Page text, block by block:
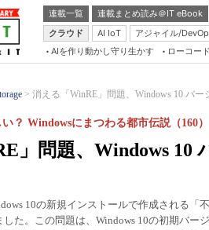
連載一覧 連載まとめ読み＠IT eBook
クラウド
AI IoT アジャイル/
AIを作り動かし守り生かす ローコー
消える「WinRE」問題、Windows 10 バー
」問題、Windows 10
？ Windowsにまつわる都市伝説（160）
10の新規インストールで作成される「
た。この問題は、Windows 10の初期バー